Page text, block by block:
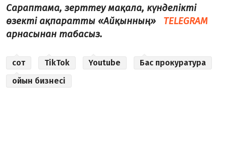
Сараптама, зерттеу мақала, күнделікті
өзекті ақпаратты «Айқынның»
TELEGRAM
арнасынан табасыз.
сот TikTok Youtube
Бас прокуратура
ойын бизнесі